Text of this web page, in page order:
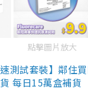
點擊圖片放大
測試套裝】鄰住
每日15萬盒補貨